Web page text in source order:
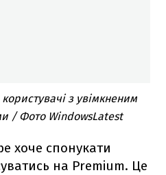
з увімкненим
/ Фото WindowsLatest
хоче спонукати
на Premium. Це